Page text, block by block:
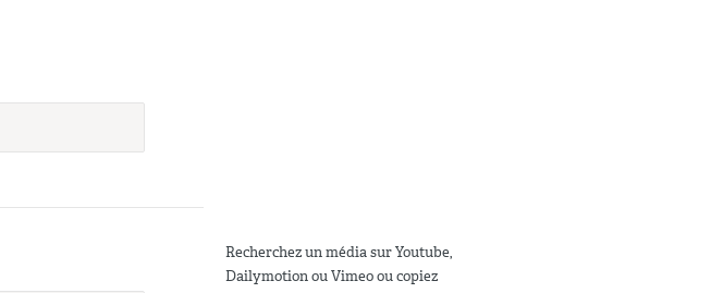
Recherchez un média sur Youtube,
Dailymotion ou Vimeo ou copiez